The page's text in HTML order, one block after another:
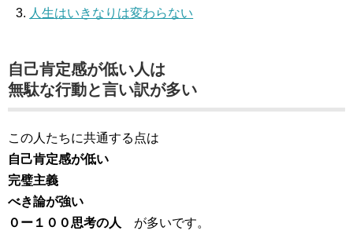
人生はいきなりは変わらない
自己肯定感が低い人は
無駄な行動と言い訳が多い
この人たちに共通する点は
自己肯定感が低い
完璧主義
べき論が強い
０ー１００思考の人 が多いです。